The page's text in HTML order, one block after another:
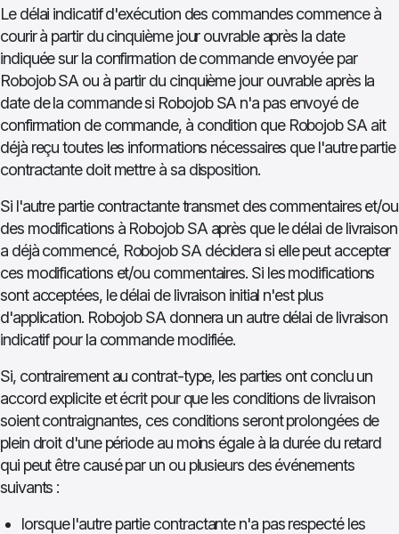
Le délai indicatif d'exécution des commandes commence à
courir à partir du cinquième jour ouvrable après la date
indiquée sur la confirmation de commande envoyée par
Robojob SA ou à partir du cinquième jour ouvrable après la
date de la commande si Robojob SA n'a pas envoyé de
confirmation de commande, à condition que Robojob SA ait
déjà reçu toutes les informations nécessaires que l'autre partie
contractante doit mettre à sa disposition.
Si l'autre partie contractante transmet des commentaires et/ou
des modifications à Robojob SA après que le délai de livraison
a déjà commencé, Robojob SA décidera si elle peut accepter
ces modifications et/ou commentaires. Si les modifications
sont acceptées, le délai de livraison initial n'est plus
d'application. Robojob SA donnera un autre délai de livraison
indicatif pour la commande modifiée.
Si, contrairement au contrat-type, les parties ont conclu un
accord explicite et écrit pour que les conditions de livraison
soient contraignantes, ces conditions seront prolongées de
plein droit d'une période au moins égale à la durée du retard
qui peut être causé par un ou plusieurs des événements
suivants :
lorsque l'autre partie contractante n'a pas respecté les